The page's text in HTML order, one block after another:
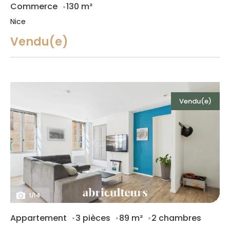
Commerce 130 m²
Nice
Vendu(e)
1/14
Vendu(e)
Appartement 3 pièces 89 m² 2 chambres